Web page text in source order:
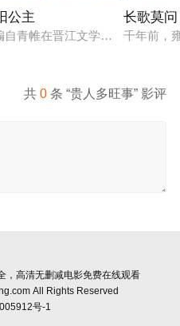
元神，二人共感相连，一同
公主
自青帷在晋江文学城的小说《平
长歌莫问
千年前，
共0 条 “贵人多旺事” 影评
，高清无删减电影免费在线观看
All Rights Reserved
号-1